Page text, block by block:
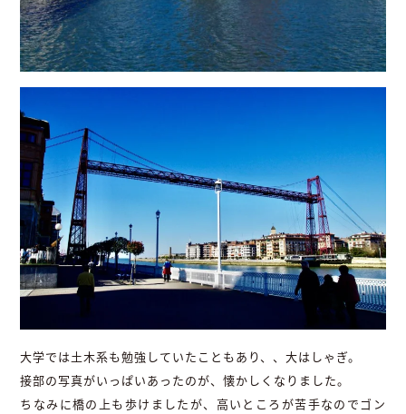
大学では土木系も勉強していたこともあり、、大はしゃぎ。
接部の写真がいっぱいあったのが、懐かしくなりました。
ちなみに橋の上も歩けましたが、高いところが苦手なのでゴン